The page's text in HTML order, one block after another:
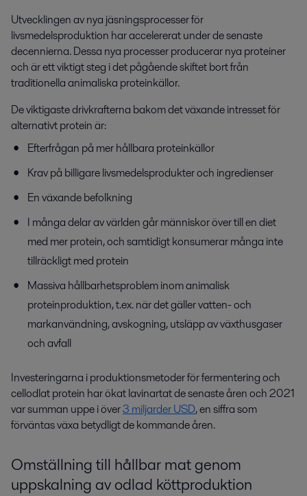
Utvecklingen av nya jäsningsprocesser för
livsmedelsproduktion har accelererat under de senaste
decennierna. Dessa nya processer producerar nya proteiner
och är ett viktigt steg i det pågående skiftet bort från
traditionella animaliska proteinkällor.
De viktigaste drivkrafterna bakom det växande intresset för
alternativt protein är:
Efterfrågan på mer hållbara proteinkällor
Krav på billigare livsmedelsprodukter och ingredienser
En växande befolkning
I många delar av världen går människor över till en diet
med mer protein, och samtidigt konsumerar många inte
tillräckligt med protein
Massiva hållbarhetsproblem inom animalisk
proteinproduktion, t.ex. när det gäller vatten- och
markanvändning, avskogning, utsläpp av växthusgaser
och avfall
Investeringarna i produktionsmetoder för fermentering och
cellodlat protein har ökat lavinartat de senaste åren och 2021
var summan uppe i över3 miljarder USD, en siffrasom
förväntas växa betydligt de kommande åren.
Omställning till hållbar mat genom
uppskalning av odlad köttproduktion